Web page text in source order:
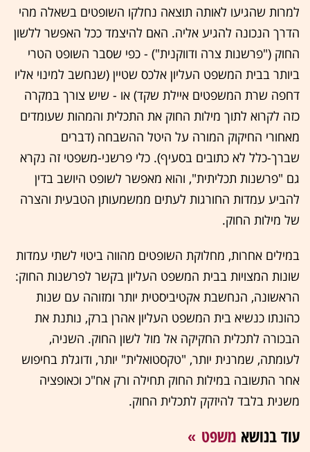
למרות שהגיעו לאותה תוצאה נחלקו השופטים בשאלה מהי
הדרך הנכונה להגיע אליה. האם להיצמד ככל האפשר ללשון
החוק ("פרשנות צרה ודווקנית") - כפי שסבר השופט הטרי
ביותר בבית המשפט העליון אלכס שטיין (שנחשב למינוי אליו
דחפה שרת המשפטים איילת שקד) או - שיש צורך במקרה
כזה לקרוא לתוך מילות החוק את התכלית והמהות שעומדים
מאחורי החיקוק המורה על היטל ההשבחה (דברים
שברך-כלל לא כתובים בסעיף). כלי פרשני-משפטי זה נקרא
גם "פרשנות תכליתית", והוא מאפשר לשופט היושב בדין
להביע עמדות החורגות לעתים ממשמעותן הטבעית והצרה
של מילות החוק.
במילים אחרות, מחלוקת השופטים מהווה ביטוי לשתי עמדות
שונות המצויות בבית המשפט העליון בקשר לפרשנות החוק:
הראשונה, הנחשבת אקטיביסטית יותר ומזוהה עם שנות
כהונתו כנשיא בית המשפט העליון אהרן ברק, נותנת את
הבכורה לתכלית החקיקה אל מול לשון החוק. השניה,
לעומתה, שמרנית יותר, "טקסטואלית" יותר, ודוגלת בחיפוש
אחר התשובה במילות החוק תחילה ורק אח"כ וכאופציה
משנית בלבד להיזקק לתכלית החוק.
עוד בנושא משפט